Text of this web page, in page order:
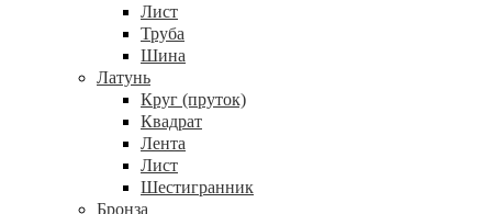
Лист
Труба
Шина
Латунь
Круг (пруток)
Квадрат
Лента
Лист
Шестигранник
Бронза